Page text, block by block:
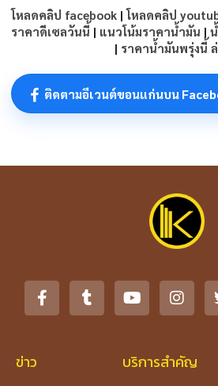
โหลดคลิป facebook |โหลดคลิป
ราคาดีเซลวันนี้ | แนวโน้มราคาน้ำมัน |
| ราคาน้ำมันพรุ่งนี้
ติดตามอีเวนต์ขอนแก่นบน
ข่าว บริการสำคัญ